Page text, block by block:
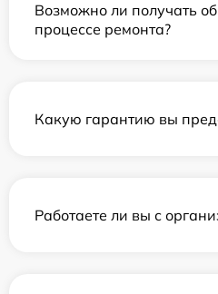
Возможно ли получать
процессе ремонта?
Какую гарантию вы
Работаете ли вы с